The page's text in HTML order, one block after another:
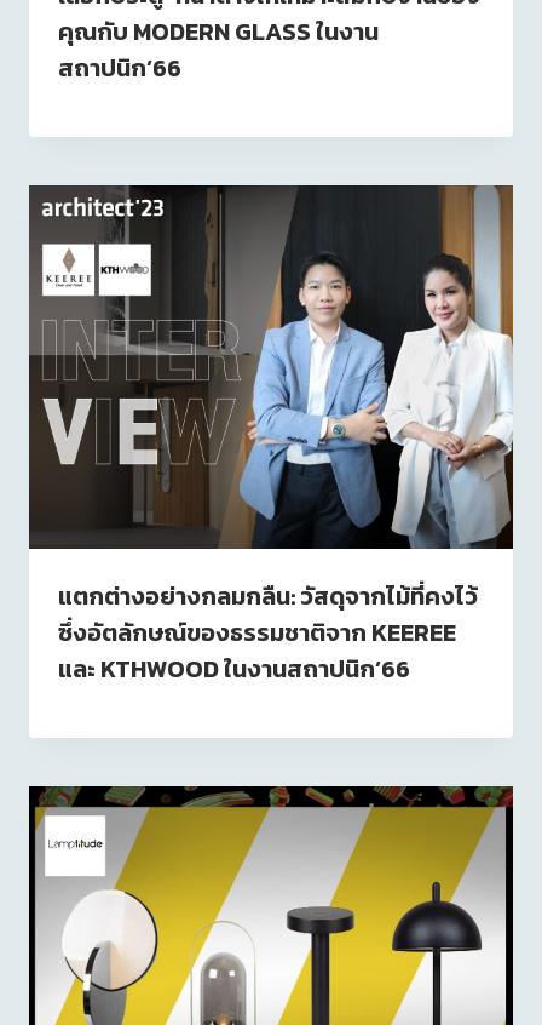
คุณกับ MODERN GLASS ในงาน
สถาปนิก’66
แตกต่างอย่างกลมกลืน: วัสดุจากไม้ที่คงไว้
ซึ่งอัตลักษณ์ของธรรมชาติจาก KEEREE
และ KTHWOOD ในงานสถาปนิก’66